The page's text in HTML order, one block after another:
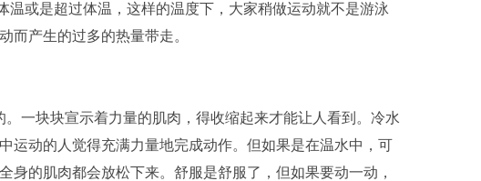
或是超过体温，这样的温度下，大家稍做运动就不是游泳
而产生的过多的热量带走。
块块宣示着力量的肌肉，得收缩起来才能让人看到。冷水
运动的人觉得充满力量地完成动作。但如果是在温水中，可
的肌肉都会放松下来。舒服是舒服了，但如果要动一动，